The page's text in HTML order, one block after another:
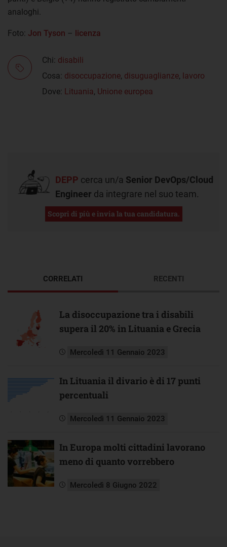
analoghi.
Foto: Jon Tyson – licenza
Chi: disabili
Cosa: disoccupazione, disuguaglianze, lavoro
Dove: Lituania, Unione europea
DEPP cerca un/a Senior DevOps/Cloud
Engineer da integrare nel suo team.
Scopri di più e invia la tua candidatura.
CORRELATI
La disoccupazione tra i disabili
supera il 20% in Lituania e Grecia
Mercoledì 11 Gennaio 2023
In Lituania il divario è di 17 punti
percentuali
Mercoledì 11 Gennaio 2023
In Europa molti cittadini lavorano
meno di quanto vorrebbero
Mercoledì 8 Giugno 2022
RECENTI